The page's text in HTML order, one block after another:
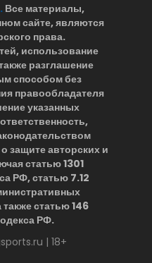
Все материалы,
сайте, являются
права.
использование
разглашение
способом без
правообладателя
указанных
защите авторских и
статью 1301
РФ, статью 7.12
статью 146
РФ.
| 18+